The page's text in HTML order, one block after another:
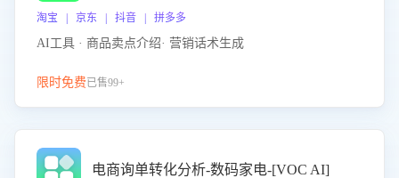
淘宝 | 京东 | 抖音 | 拼多多
AI工具 · 商品卖点介绍· 营销话术生成
限时免费已售99+
电商询单转化分析-数码家电-[VOC AI]